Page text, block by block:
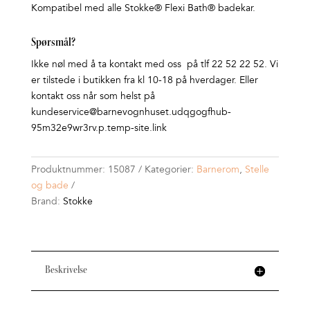
Kompatibel med alle Stokke® Flexi Bath® badekar.
Spørsmål?
Ikke nøl med å ta kontakt med oss på tlf 22 52 22 52. Vi
er tilstede i butikken fra kl 10-18 på hverdager. Eller
kontakt oss når som helst på
kundeservice@barnevognhuset.udqgogfhub-
95m32e9wr3rv.p.temp-site.link
Produktnummer: 15087 Kategorier: Barnerom, Stelle
og bade
Brand: Stokke
Beskrivelse